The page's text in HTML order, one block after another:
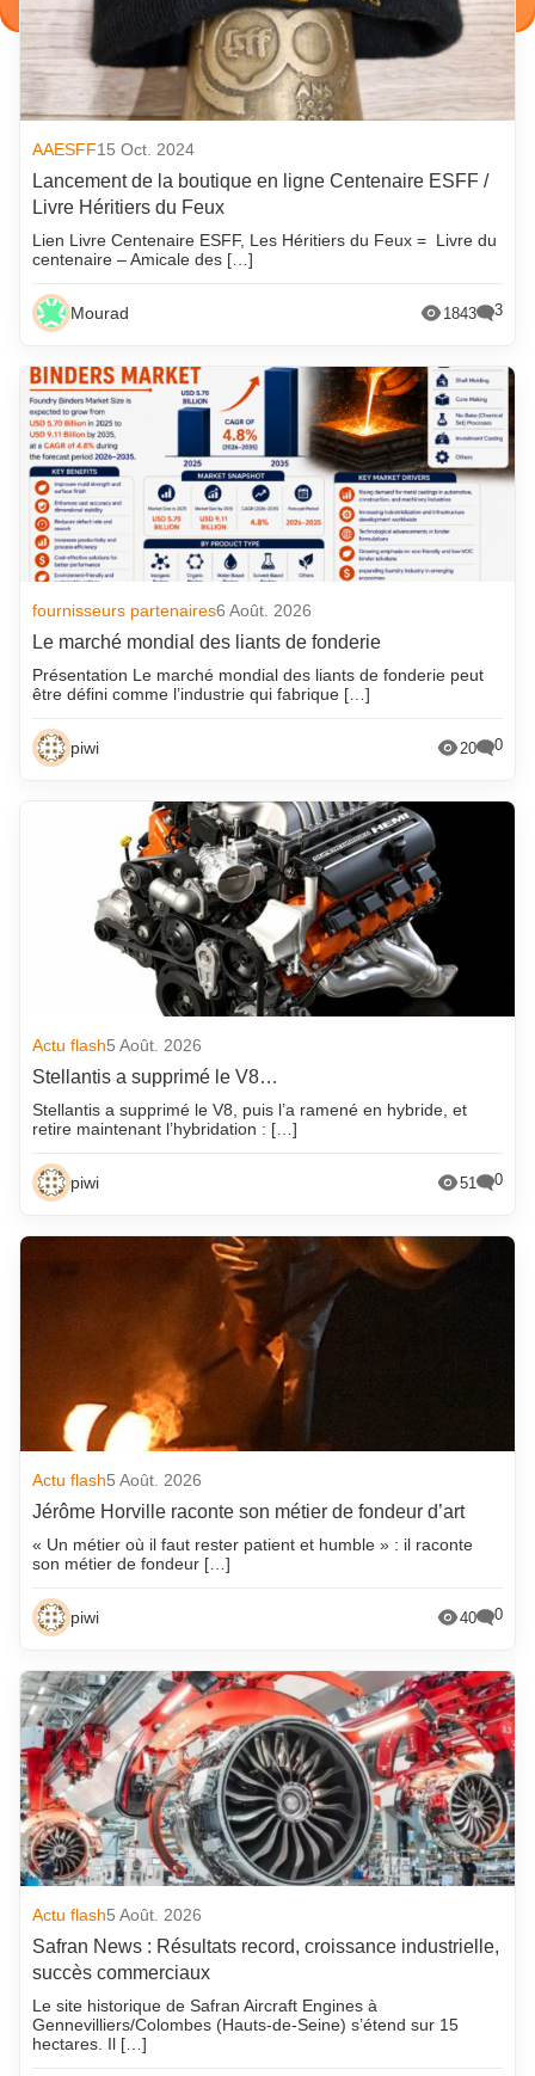
AAESFF15 Oct. 2024
Lancement de la boutique en ligne Centenaire ESFF /
Livre Héritiers du Feux
Lien Livre Centenaire ESFF, Les Héritiers du Feux = Livre du
centenaire – Amicale des […]
Mourad 1843 3
fournisseurs partenaires6 Août. 2026
Le marché mondial des liants de fonderie
Présentation Le marché mondial des liants de fonderie peut
être défini comme l’industrie qui fabrique […]
piwi 20 0
Actu flash5 Août. 2026
Stellantis a supprimé le V8…
Stellantis a supprimé le V8, puis l’a ramené en hybride, et
retire maintenant l’hybridation : […]
piwi 51 0
Actu flash5 Août. 2026
Jérôme Horville raconte son métier de fondeur d’art
« Un métier où il faut rester patient et humble » : il raconte
son métier de fondeur […]
piwi 40 0
Actu flash5 Août. 2026
Safran News : Résultats record, croissance industrielle,
succès commerciaux
Le site historique de Safran Aircraft Engines à
Gennevilliers/Colombes (Hauts-de-Seine) s’étend sur 15
hectares. Il […]